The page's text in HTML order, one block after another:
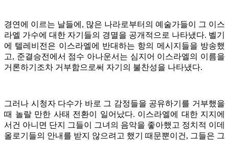
경연에 이르는 날들에, 많은 나라로부터의 예술가들이 그 이스
라엘 가수에 대한 자기들의 경멸을 공개적으로 나타냈다. 벨기
에 텔레비전은 이스라엘에 반대하는 항의 메시지들을 방송했
고, 준결승전에서 점수 아나운서는 심지어 이스라엘의 이름을
거론하기조차 거부함으로써 자기의 불찬성을 나타냈다.
그러나 시청자 다수가 바로 그 감정들을 공유하기를 거부했을
때 놀랄 만한 사태 전환이 일어났다. 이스라엘에 대한 지지에
서건 아니면 단지 그들이 그녀의 음악을 좋아했고 정치적 이데
올로기들의 안내를 받지 않으려고 했기 때문뿐이건, 그들은 그